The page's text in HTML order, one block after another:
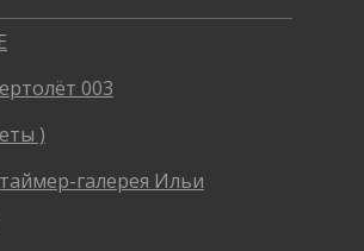
003
)
галерея Ильи